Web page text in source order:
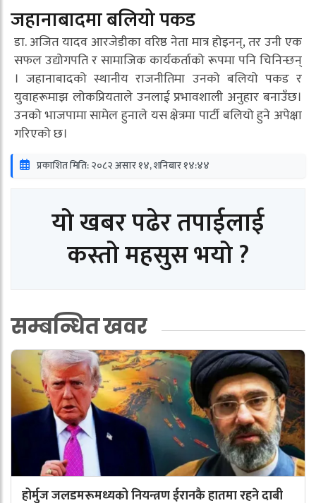
जहानाबादमा बलियो पकड
डा. अजित यादव आरजेडीका वरिष्ठ नेता मात्र होइनन्, तर उनी एक
सफल उद्योगपति र सामाजिक कार्यकर्ताको रूपमा पनि चिनिन्छन्
। जहानाबादको स्थानीय राजनीतिमा उनको बलियो पकड र
युवाहरूमाझ लोकप्रियताले उनलाई प्रभावशाली अनुहार बनाउँछ।
उनको भाजपामा सामेल हुनाले यस क्षेत्रमा पार्टी बलियो हुने अपेक्षा
गरिएको छ।
प्रकाशित मिति: २०८२ असार १४, शनिबार १४:४४
यो खबर पढेर तपाईलाई
कस्तो महसुस भयो ?
सम्बन्धित खवर
होर्मुज जलडमरूमध्यको नियन्त्रण ईरानकै हातमा रहने दाबी